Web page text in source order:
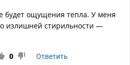
будет ощущения тепла. У меня
излишней стирильности —
0 Ответить